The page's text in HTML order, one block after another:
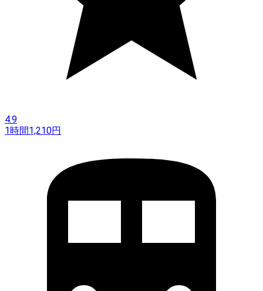
4.9
1時間1,210円